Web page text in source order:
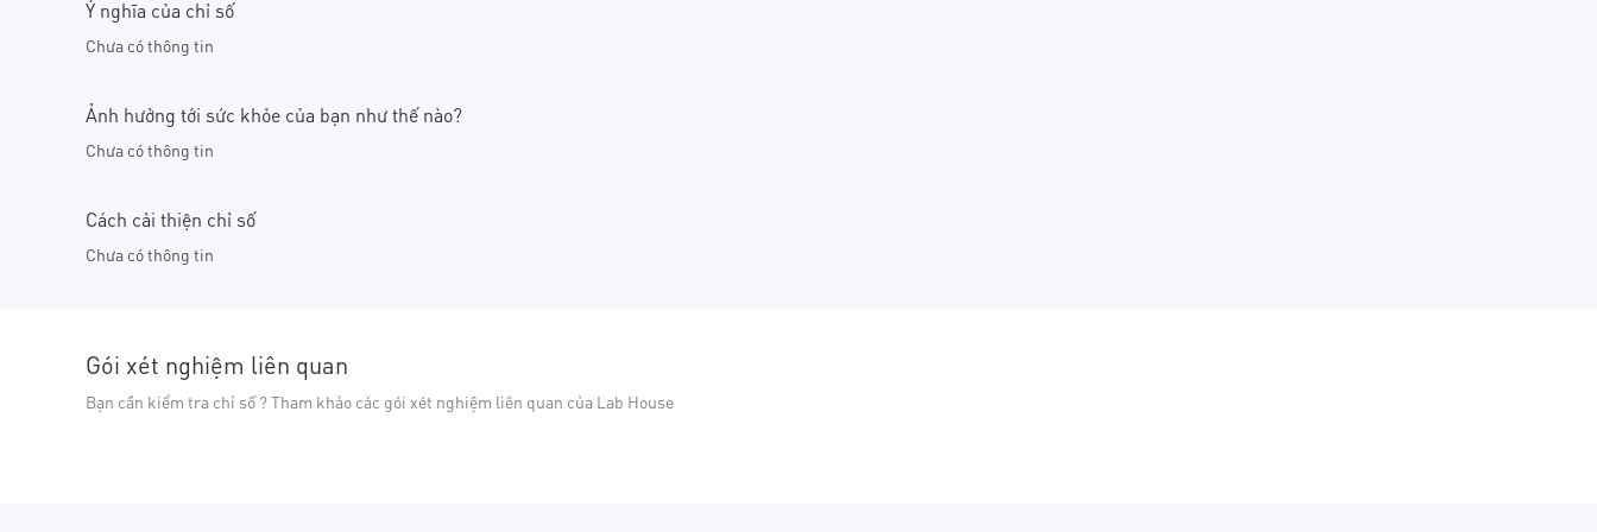
Ý nghĩa của chỉ số
Chưa có thông tin
Ảnh hưởng tới sức khỏe của bạn như thế nào?
Chưa có thông tin
Cách cải thiện chỉ số
Chưa có thông tin
Gói xét nghiệm liên quan
Bạn cần kiểm tra chỉ số ? Tham khảo các gói xét nghiệm liên quan của Lab House